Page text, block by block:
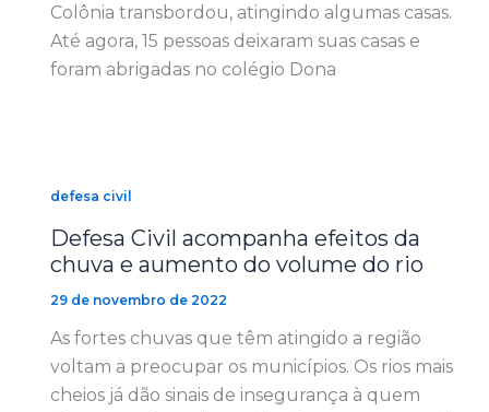
Colônia transbordou, atingindo algumas casas.
Até agora, 15 pessoas deixaram suas casas e
foram abrigadas no colégio Dona
defesa civil
Defesa Civil acompanha efeitos da
chuva e aumento do volume do rio
29 de novembro de 2022
As fortes chuvas que têm atingido a região
voltam a preocupar os municípios. Os rios mais
cheios já dão sinais de insegurança à quem